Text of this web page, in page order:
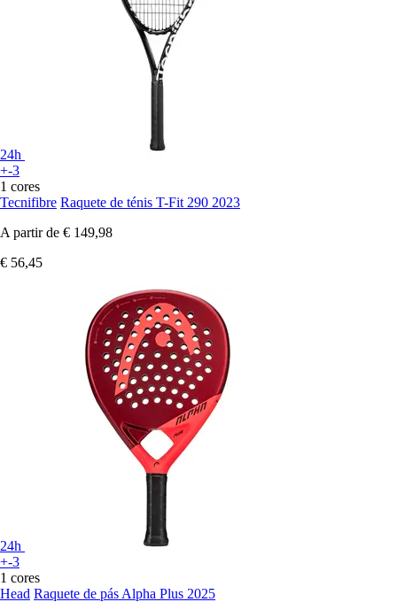
24h
+-3
1 cores
Tecnifibre Raquete de ténis T-Fit 290 2023
A partir de € 149,98
€ 56,45
24h
+-3
1 cores
Head Raquete de pás Alpha Plus 2025